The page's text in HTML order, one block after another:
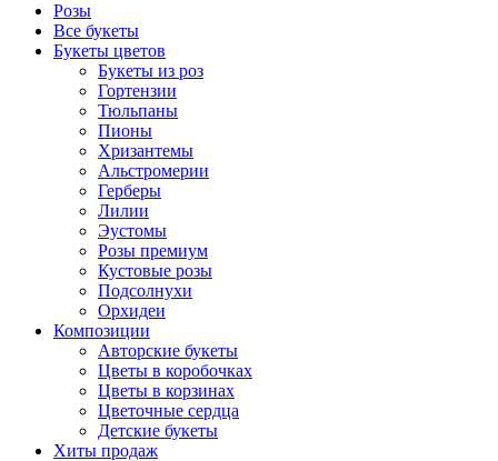
Розы
Все букеты
Букеты цветов
Букеты из роз
Гортензии
Тюльпаны
Пионы
Хризантемы
Альстромерии
Герберы
Лилии
Эустомы
Розы премиум
Кустовые розы
Подсолнухи
Орхидеи
Композиции
Авторские букеты
Цветы в коробочках
Цветы в корзинах
Цветочные сердца
Детские букеты
Хиты продаж